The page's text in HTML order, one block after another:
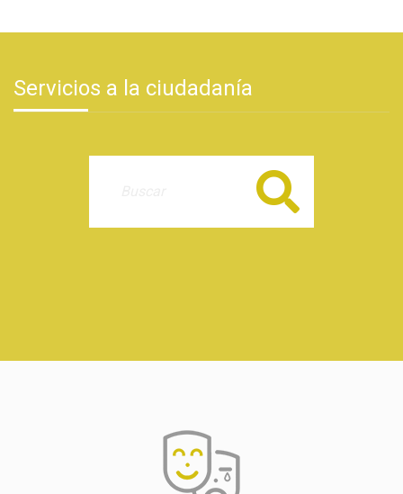
Servicios a la ciudadanía
Buscar